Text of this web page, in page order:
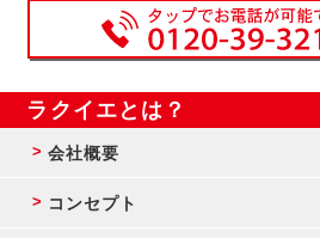
ラクイエとは？
会社概要
コンセプト